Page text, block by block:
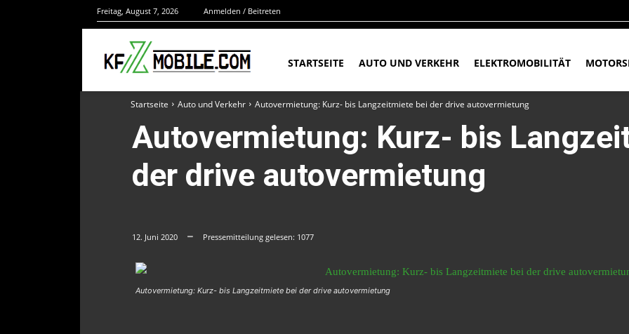
Freitag, August 7, 2026 Anmelden / Beitreten
STARTSEITE AUTO UND VERKEHR ELEKTROMOBILITÄT
Startseite Auto und Verkehr Autovermietung: Kurz- bis Langzeitmiete bei der drive autovermietung
Autovermietung: Kurz- bis
der drive autovermietung
12. Juni 2020 Pressemitteilung gelesen: 1077
Autovermietung: Kurz- bis Langzeitmiete bei der drive autovermietung